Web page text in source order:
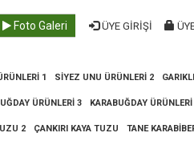
ÜYE GİRİŞİ
Foto Galeri
1 SIYEZ UNU ÜRÜNLERI 2
ÜRÜNLERI 3 KARABUĞDAY
2 ÇANKIRI KAYA TUZU TANE